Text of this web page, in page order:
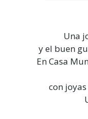
Una
y el buen
En Casa
con